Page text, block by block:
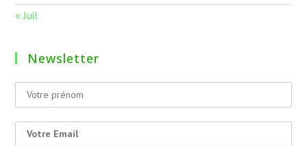
« Juil
Newsletter